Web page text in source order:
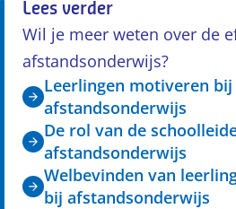
Lees verder
Wil je meer weten over de
afstandsonderwijs?
Leerlingen motiveren bij
afstandsonderwijs
De rol van de
afstandsonderwijs
Welbevinden van
bij afstandsonderwijs